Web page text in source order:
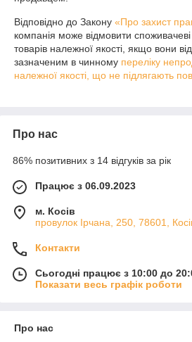
Відповідно до Закону «Про захист
компанія може відмовити
товарів належної якості, якщо вони
зазначеним в чинному переліку
належної якості, що не підлягають
Про нас
86% позитивних з 14 відгуків за рік
Працює з 06.09.2023
м. Косів
провулок Ірчана, 250, 78601,
Контакти
Сьогодні працює з 10:00 до
Показати весь графік роботи
Про нас